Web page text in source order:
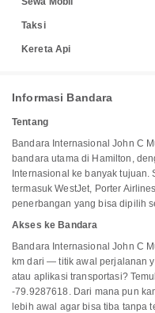
Taksi
Kereta Api
Informasi Bandara
Tentang
Bandara Internasional John C
bandara utama di Hamilton,
Internasional ke banyak
termasuk WestJet, Porter
penerbangan yang bisa dipilih
Akses ke Bandara
Bandara Internasional John C
km dari — titik awal perjalanan
atau aplikasi transportasi?
-79.9287618. Dari mana pun
lebih awal agar bisa tiba tanpa